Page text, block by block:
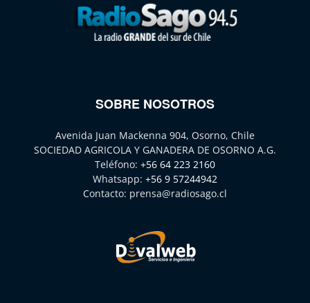
SOBRE NOSOTROS
Avenida Juan Mackenna 904, Osorno, Chile
SOCIEDAD AGRICOLA Y GANADERA DE OSORNO A.G.
Teléfono: +56 64 223 2160
Whatsapp: +56 9 57244942
Contacto: prensa@radiosago.cl